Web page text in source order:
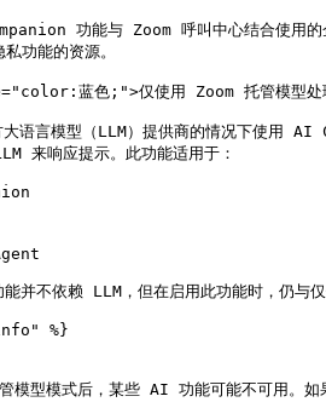
功能与 Zoom 呼叫中心结合
功能的资源。
蓝色;">仅使用 Zoom 托管模型处
大语言模型（LLM）提供商的情况下使用
来响应提示。此功能适用于：
并不依赖 LLM，但在启用此功能时，仍与
%}
模型模式后，某些 AI 功能可能不可用。如